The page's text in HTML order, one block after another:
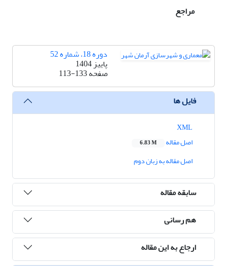
مراجع
دوره 18، شماره 52
پاییز 1404
صفحه113-133
فایل ها
اصل مقاله
6.83 M
اصل مقاله به زبان دوم
سابقه مقاله
هم رسانی
ارجاع به این مقاله